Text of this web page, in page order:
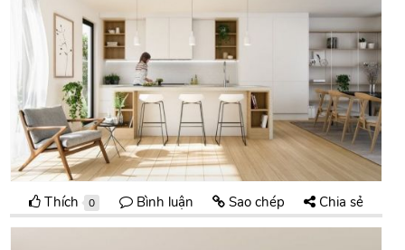
Thích 0 Bình luận Sao chép Chia sẻ